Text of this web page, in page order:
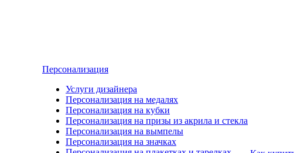
Персонализация
Услуги дизайнера
Персонализация на медалях
Персонализация на кубки
Персонализация на призы из акрила и стекла
Персонализация на вымпелы
Персонализация на значках